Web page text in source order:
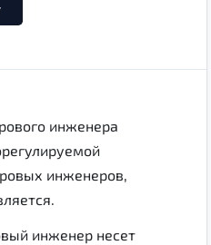
инженера
инженеров,
инженер несет